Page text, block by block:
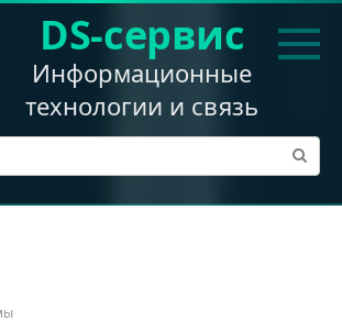
DS-сервис
Информационные
технологии и связь